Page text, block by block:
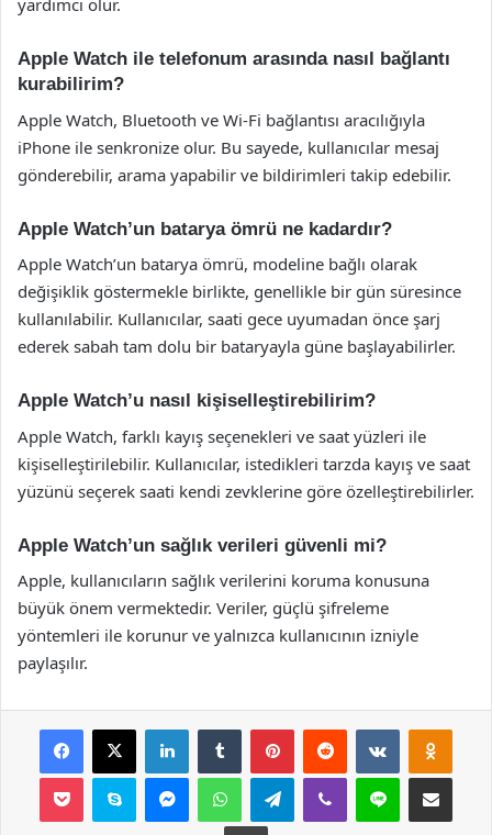
yardımcı olur.
Apple Watch ile telefonum arasında nasıl bağlantı
kurabilirim?
Apple Watch, Bluetooth ve Wi-Fi bağlantısı aracılığıyla
iPhone ile senkronize olur. Bu sayede, kullanıcılar mesaj
gönderebilir, arama yapabilir ve bildirimleri takip edebilir.
Apple Watch’un batarya ömrü ne kadardır?
Apple Watch’un batarya ömrü, modeline bağlı olarak
değişiklik göstermekle birlikte, genellikle bir gün süresince
kullanılabilir. Kullanıcılar, saati gece uyumadan önce şarj
ederek sabah tam dolu bir bataryayla güne başlayabilirler.
Apple Watch’u nasıl kişiselleştirebilirim?
Apple Watch, farklı kayış seçenekleri ve saat yüzleri ile
kişiselleştirilebilir. Kullanıcılar, istedikleri tarzda kayış ve saat
yüzünü seçerek saati kendi zevklerine göre özelleştirebilirler.
Apple Watch’un sağlık verileri güvenli mi?
Apple, kullanıcıların sağlık verilerini koruma konusuna
büyük önem vermektedir. Veriler, güçlü şifreleme
yöntemleri ile korunur ve yalnızca kullanıcının izniyle
paylaşılır.
Facebook
X LinkedInTumblr PinterestReddit VKontakte
Pocket Skype MessengerWhatsAppTelegramViber Line E-Posta ile
Yazdır